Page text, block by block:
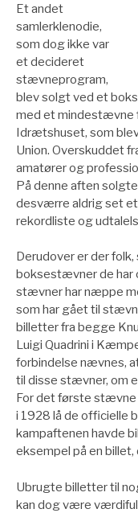
Et andet
samlerklenodie,
som dog ikke var
et decideret
stævneprogram,
blev solgt ved et
med et mindestævne
Idrætshuset, som
Union. Overskuddet
amatører og
På denne aften
desværre aldrig set et
rekordliste og
Derudover er der
boksestævner de har
stævner har næppe
som har gået til
billetter fra begge
Luigi Quadrini i
forbindelse nævnes,
til disse stævner, om
For det første stævne
i 1928 lå de officielle
kampaftenen havde
eksempel på en billet,
Ubrugte billetter til
kan dog være